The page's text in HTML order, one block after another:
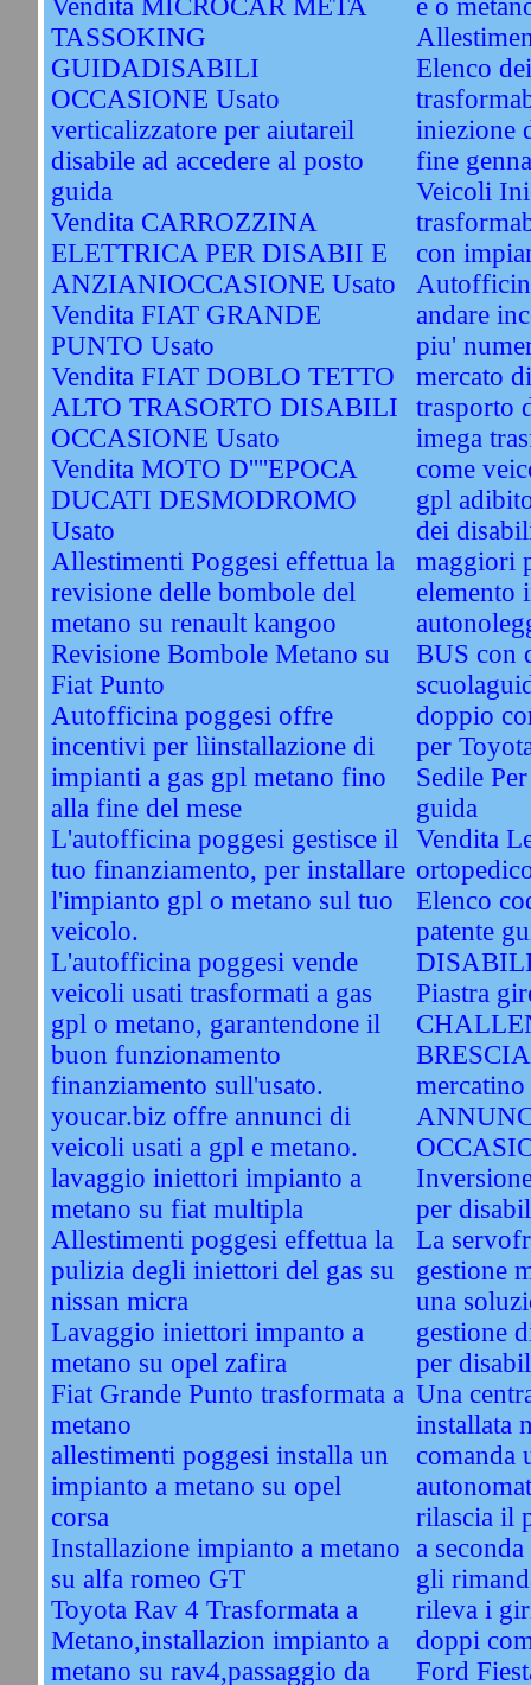
Vendita MICROCAR META
TASSOKING
GUIDADISABILI
OCCASIONE Usato
verticalizzatore per aiutareil
disabile ad accedere al posto
guida
Vendita CARROZZINA
ELETTRICA PER DISABII E
ANZIANIOCCASIONE Usato
Vendita FIAT GRANDE
PUNTO Usato
Vendita FIAT DOBLO TETTO
ALTO TRASORTO DISABILI
OCCASIONE Usato
Vendita MOTO D''''EPOCA
DUCATI DESMODROMO
Usato
Allestimenti Poggesi effettua la
revisione delle bombole del
metano su renault kangoo
Revisione Bombole Metano su
Fiat Punto
Autofficina poggesi offre
incentivi per lìinstallazione di
impianti a gas gpl metano fino
alla fine del mese
L'autofficina poggesi gestisce il
tuo finanziamento, per installare
l'impianto gpl o metano sul tuo
veicolo.
L'autofficina poggesi vende
veicoli usati trasformati a gas
gpl o metano, garantendone il
buon funzionamento
finanziamento sull'usato.
youcar.biz offre annunci di
veicoli usati a gpl e metano.
lavaggio iniettori impianto a
metano su fiat multipla
Allestimenti poggesi effettua la
pulizia degli iniettori del gas su
nissan micra
Lavaggio iniettori impanto a
metano su opel zafira
Fiat Grande Punto trasformata a
metano
allestimenti poggesi installa un
impianto a metano su opel
corsa
Installazione impianto a metano
su alfa romeo GT
Toyota Rav 4 Trasformata a
Metano,installazion impianto a
metano su rav4,passaggio da
e o
Elenco
iniezione
fine
Veicoli
con
andare
piu'
mercato
trasporto
imega
come
gpl
dei
maggiori
elemento
BUS con
doppio
per
Sedile
guida
Vendita
Elenco
patente
Piastra
mercatino
per
La
gestione
una
gestione
per
Una
installata
comanda
rilascia il
a
gli
rileva i
doppi
Ford